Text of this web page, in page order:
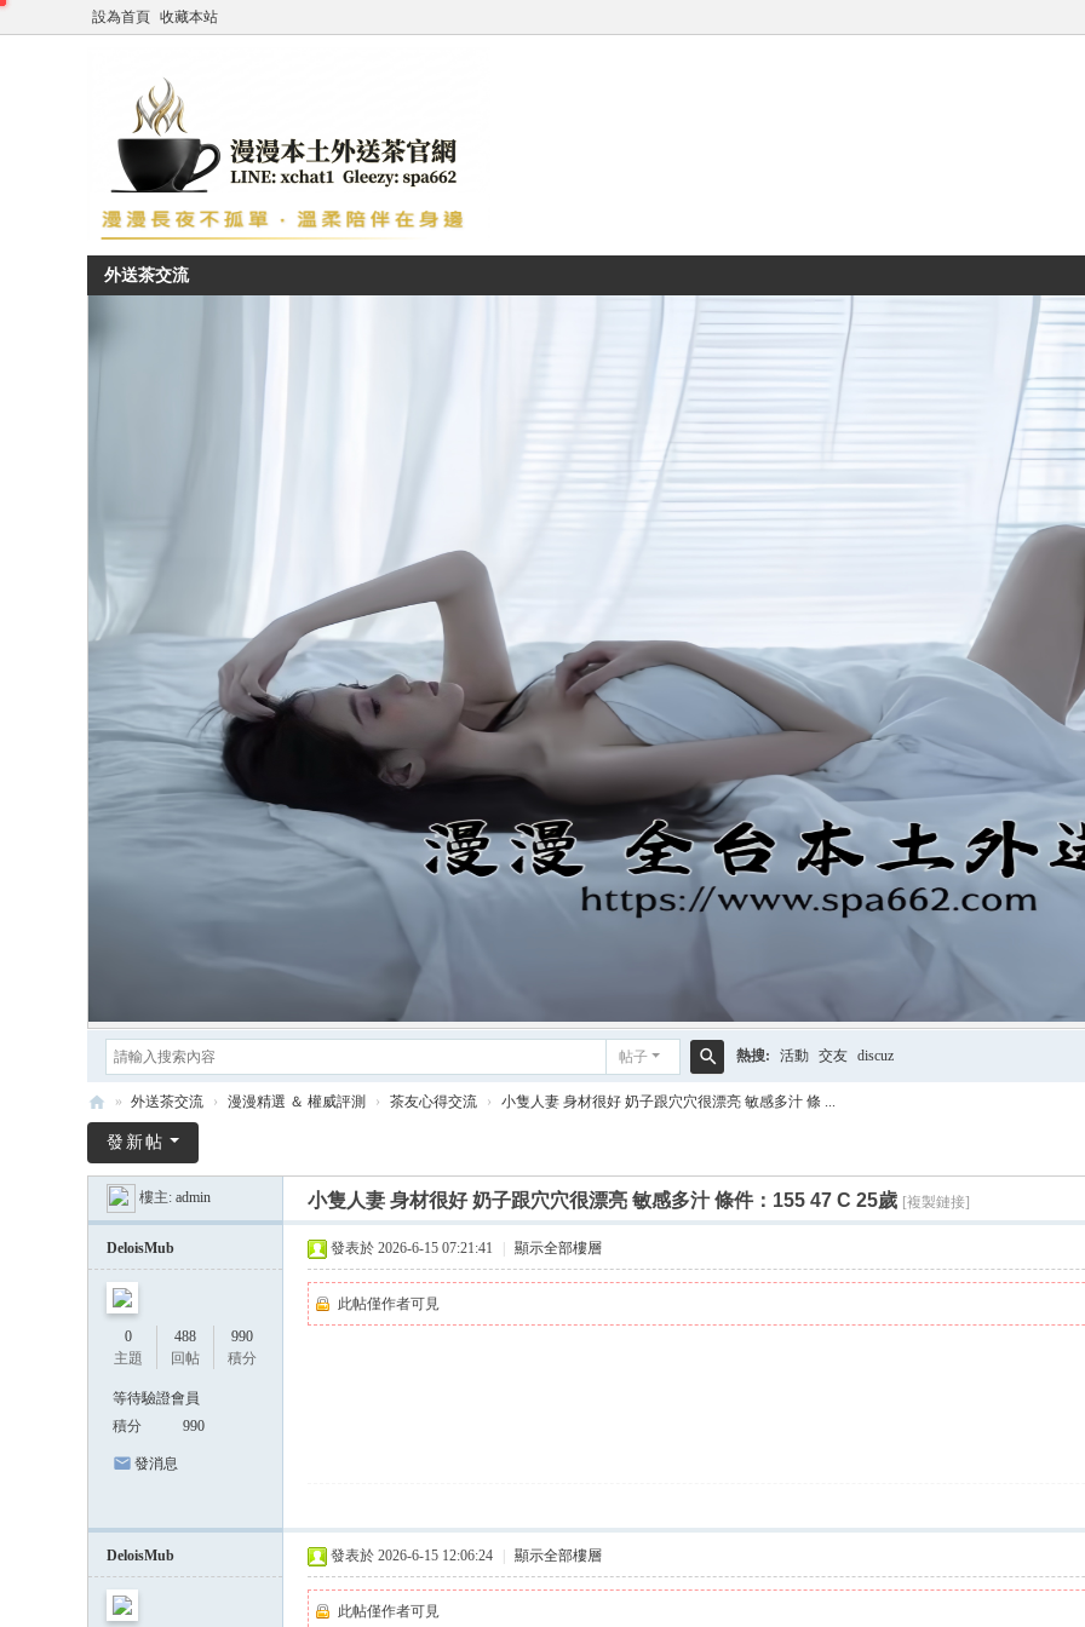
設為首頁 收藏本站
外送茶交流
帖子
搜
熱搜: 活動 交友 discuz
漫
» 外送茶交流 › 漫漫精選 ＆ 權威評測 › 茶友心得交流 › 小隻人妻 身材很好 奶子跟穴穴很漂亮 敏感多汁 條 ...
發新帖
樓主: admin 小隻人妻 身材很好 奶子跟穴穴很漂亮 敏感多汁 條件：155 47 C 25歲 [複製鏈接]
DeloisMub
0
主題
488
回帖
990
積分
等待驗證會員
積分
990
發消息
發表於 2026-6-15 07:21:41 顯示全部樓層
此帖僅作者可見
DeloisMub 發表於 2026-6-15 12:06:24 顯示全部樓層
此帖僅作者可見